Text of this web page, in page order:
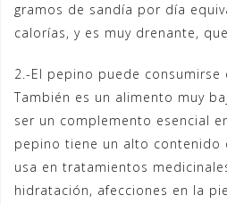
gramos de sandía por día
calorías, y es muy drenante,
2.-El pepino puede
También es un alimento muy
ser un complemento esencial
pepino tiene un alto contenido
usa en tratamientos
hidratación, afecciones en la